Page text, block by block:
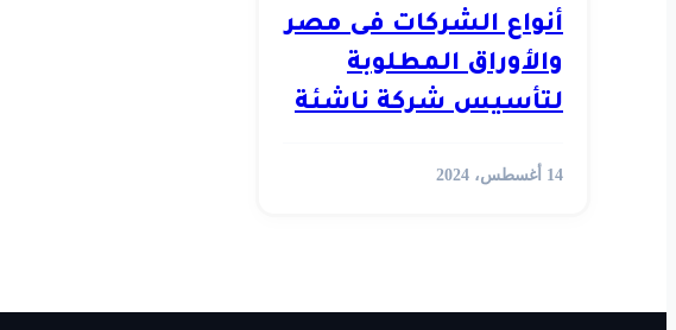
أنواع الشركات فى مصر
والأوراق المطلوبة
لتأسيس شركة ناشئة
14 أغسطس، 2024